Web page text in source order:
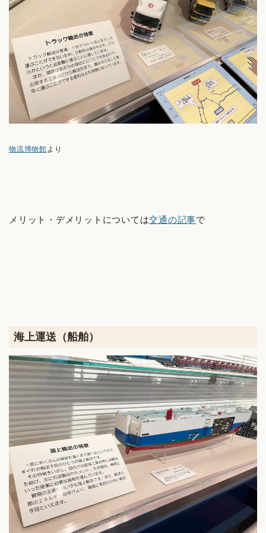
物流博物館 より
メリット・デメリットについては交通の記事で
海上運送（船舶）